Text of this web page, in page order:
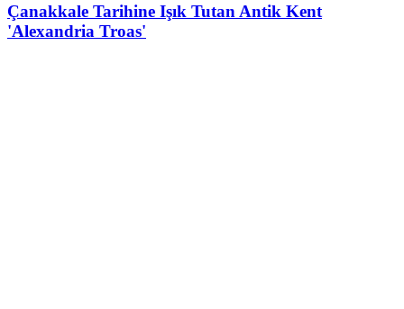
Çanakkale Tarihine Işık Tutan Antik Kent
'Alexandria Troas'